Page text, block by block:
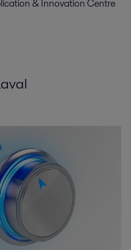
& Innovation Centre